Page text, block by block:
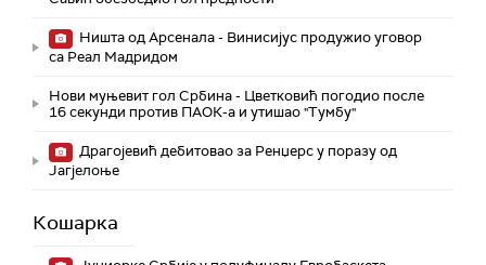
Ништа од Арсенала - Винисијус продужио уговор
са Реал Мадридом
Нови муњевит гол Србина - Цветковић погодио после
16 секунди против ПАОК-а и утишао "Тумбу"
Драгојевић дебитовао за Ренџерс у поразу од
Јагјелоње
Кошарка